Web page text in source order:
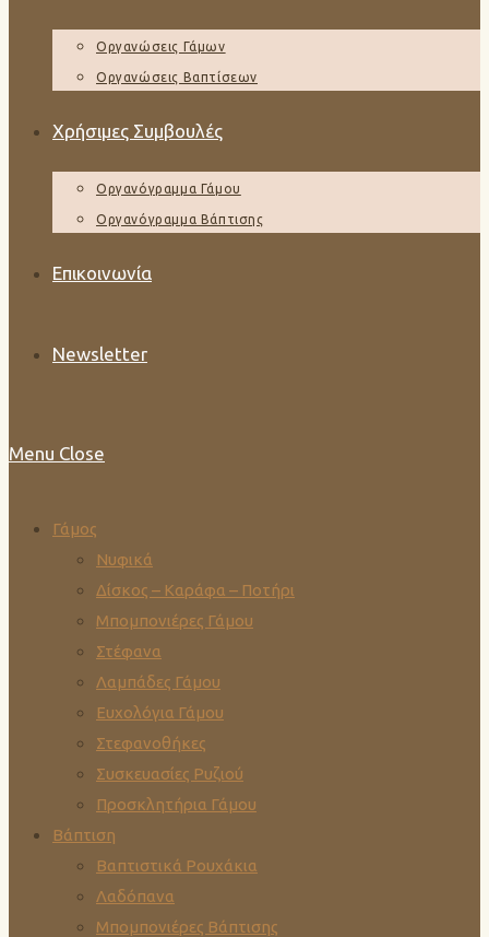
Οργανώσεις Γάμων
Οργανώσεις Βαπτίσεων
Χρήσιμες Συμβουλές
Οργανόγραμμα Γάμου
Οργανόγραμμα Βάπτισης
Επικοινωνία
Newsletter
Menu Close
Γάμος
Νυφικά
Δίσκος – Καράφα – Ποτήρι
Μπομπονιέρες Γάμου
Στέφανα
Λαμπάδες Γάμου
Ευχολόγια Γάμου
Στεφανοθήκες
Συσκευασίες Ρυζιού
Προσκλητήρια Γάμου
Βάπτιση
Βαπτιστικά Ρουχάκια
Λαδόπανα
Μπομπονιέρες Βάπτισης